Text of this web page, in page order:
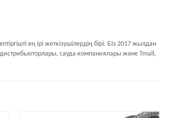
ең ірі жеткізушілердің бірі. Біз 2017 жылдан
дистрибьюторлары, сауда компаниялары және Tmall,